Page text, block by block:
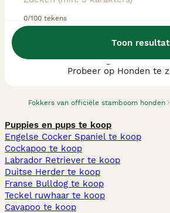
0/100 tekens
Toon
Fokkers van officiële stamboom honden
We hebben 0 Komondor
gevonden.
Probeer op Honden te
Puppies en pups te koop
Engelse Cocker Spaniel te koop
Cockapoo te koop
Labrador Retriever te koop
Duitse Herder te koop
Franse Bulldog te koop
Teckel ruwhaar te koop
Cavapoo te koop